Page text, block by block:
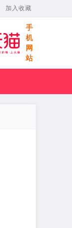
加入收藏
手
机
网
站